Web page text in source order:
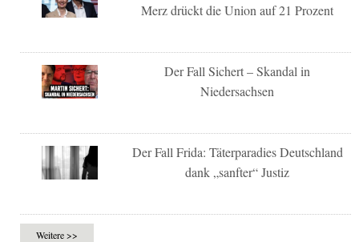
Merz drückt die Union auf 21 Prozent
Der Fall Sichert – Skandal in
Niedersachsen
Der Fall Frida: Täterparadies Deutschland
dank „sanfter“ Justiz
Weitere >>